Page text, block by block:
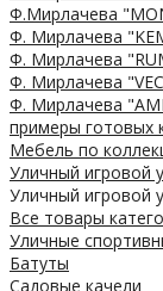
Ф.Мирлачева
Ф. Мирлачева
Ф. Мирлачева
Ф. Мирлачева
Ф. Мирлачева
примеры готовых
Мебель по
Уличный игровой
Уличный игровой
Все товары
Уличные
Батуты
Садовые качели